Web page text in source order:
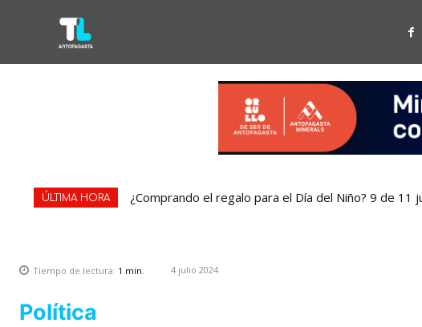
ÚLTIMA HORA ¿Comprando el regalo para el Día del Niño? 9 de
Tiempo de lectura: 1 min. 4 julio 2024
Política